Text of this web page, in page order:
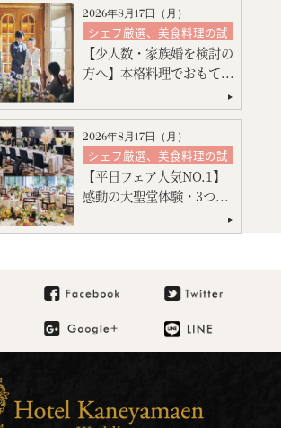
会場コーディネート
見積り相談会
引出物・婚礼アイテム紹介
ご宿泊のご予約・ご相談
2026年8月17日（ 月 ）
シェフ厳選、美食料理の試
食
絶品スイーツ試食
会場コーディネート
マタニティ・お急ぎ婚相談
見積り相談会
引出物・婚礼アイテム紹介
ご宿泊のご予約・ご相談
【少人数・家族婚を検討の
方へ】本格料理でおもて...
2026年8月17日（月 ）
シェフ厳選、美食料理の試
食
絶品スイーツ試食
特別限定プレゼント付
【平日フェア人気NO.1】
感動の大聖堂体験・3つ...